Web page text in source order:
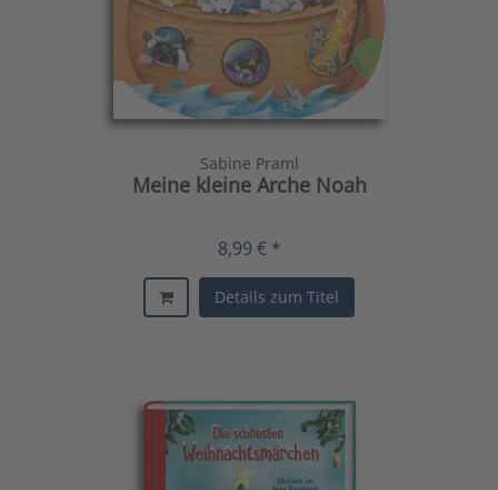
Sabine Praml
Meine kleine Arche Noah
8,99 € *
Details zum Titel